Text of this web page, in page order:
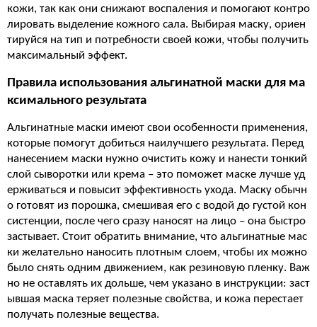
кожи, так как они снижают воспаления и помогают контро
лировать выделение кожного сала. Выбирая маску, ориен
тируйся на тип и потребности своей кожи, чтобы получить
максимальный эффект.
Правила использования альгинатной маски для ма
ксимального результата
Альгинатные маски имеют свои особенности применения,
которые помогут добиться наилучшего результата. Перед
нанесением маски нужно очистить кожу и нанести тонкий
слой сыворотки или крема – это поможет маске лучше уд
ерживаться и повысит эффективность ухода. Маску обычн
о готовят из порошка, смешивая его с водой до густой кон
систенции, после чего сразу наносят на лицо – она быстро
застывает. Стоит обратить внимание, что альгинатные мас
ки желательно наносить плотным слоем, чтобы их можно
было снять одним движением, как резиновую пленку. Важ
но не оставлять их дольше, чем указано в инструкции: заст
ывшая маска теряет полезные свойства, и кожа перестает
получать полезные вещества.